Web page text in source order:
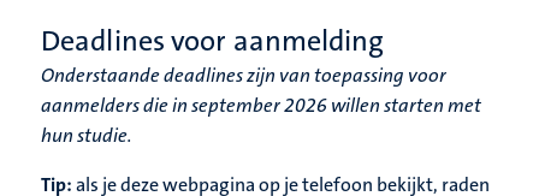
Deadlines voor aanmelding
Onderstaande deadlines zijn van toepassing voor
aanmelders die in september 2026 willen starten met
hun studie.
Tip:als je deze webpagina op je telefoon bekijkt, raden